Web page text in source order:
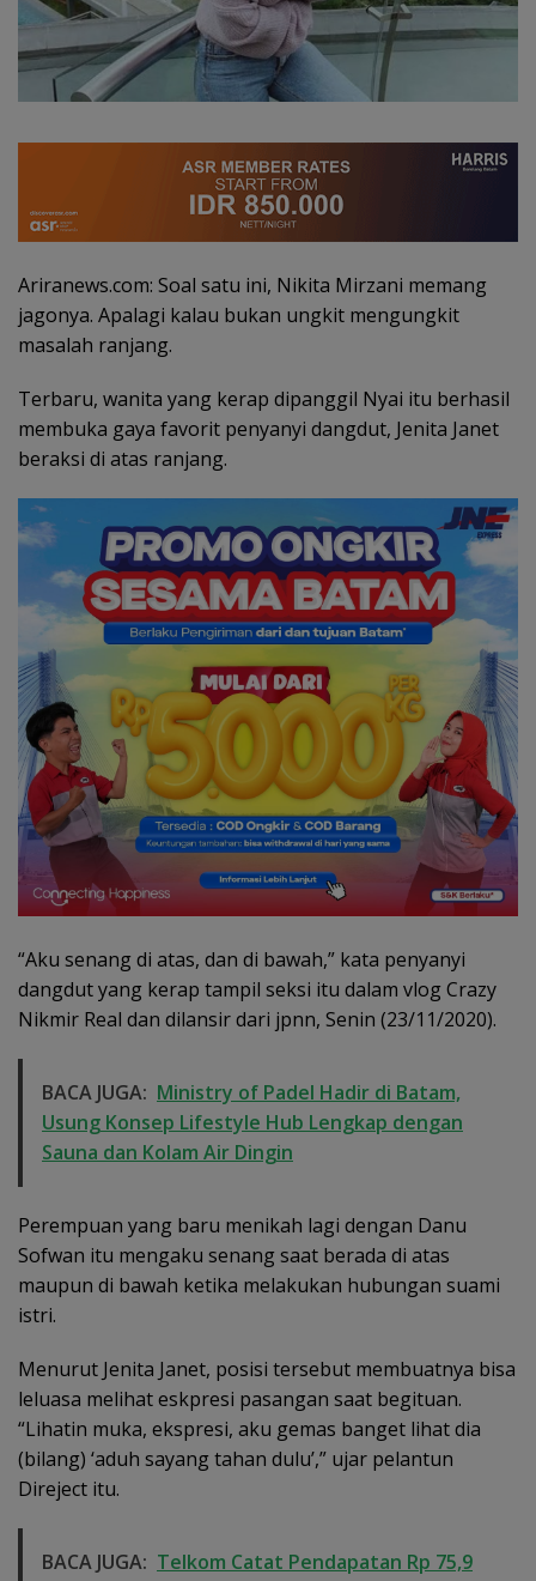
Ariranews.com: Soal satu ini, Nikita Mirzani memang
jagonya. Apalagi kalau bukan ungkit mengungkit
masalah ranjang.
Terbaru, wanita yang kerap dipanggil Nyai itu berhasil
membuka gaya favorit penyanyi dangdut, Jenita Janet
beraksi di atas ranjang.
“Aku senang di atas, dan di bawah,” kata penyanyi
dangdut yang kerap tampil seksi itu dalam vlog Crazy
Nikmir Real dan dilansir dari jpnn, Senin (23/11/2020).
BACA JUGA: Ministry of Padel Hadir di Batam,
Usung Konsep Lifestyle Hub Lengkap dengan
Sauna dan Kolam Air Dingin
Perempuan yang baru menikah lagi dengan Danu
Sofwan itu mengaku senang saat berada di atas
maupun di bawah ketika melakukan hubungan suami
istri.
Menurut Jenita Janet, posisi tersebut membuatnya bisa
leluasa melihat eskpresi pasangan saat begituan.
“Lihatin muka, ekspresi, aku gemas banget lihat dia
(bilang) ‘aduh sayang tahan dulu’,” ujar pelantun
Direject itu.
BACA JUGA: Telkom Catat Pendapatan Rp 75,9